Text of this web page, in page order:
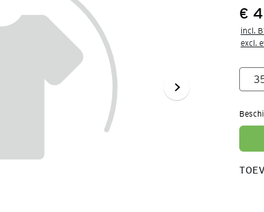
€
incl.
excl.